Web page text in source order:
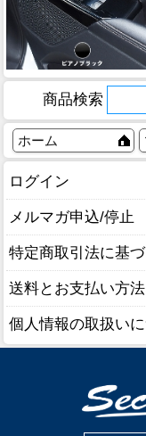
商品検索
ホーム
ログイン
メルマガ申込/停止
特定商取引法に基
送料とお支払い方
個人情報の取扱い